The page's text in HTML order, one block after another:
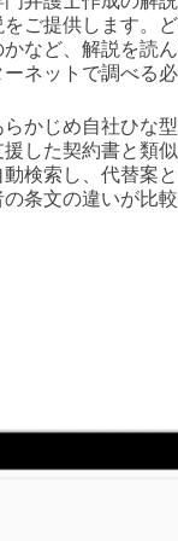
をご提供します。
かなど、解説を読
ーネットで調べる
らかじめ自社ひな
援した契約書と類
動検索し、代替案
の条文の違いが比較